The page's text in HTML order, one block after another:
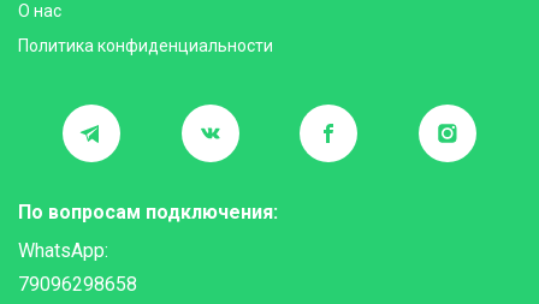
О нас
Политика конфиденциальности
По вопросам подключения:
WhatsApp:
79096298658